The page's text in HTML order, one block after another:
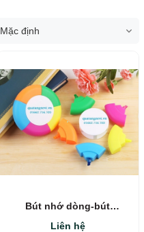
Mặc định
Bút nhớ dòng-bút
Liên hệ